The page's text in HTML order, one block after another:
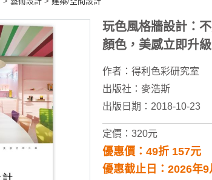
玩色風格牆設計：
顏色，美感立即升級
作者： 得利色彩研究室
出版社： 麥浩斯
出版日期：2018-10-23
定價：320元
優惠價：49折 157元
優惠截止日：2026年9